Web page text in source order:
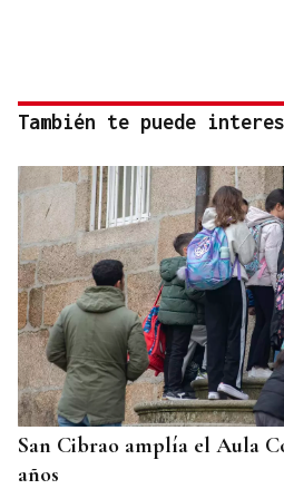
También te puede
San Cibrao amplía el Aula
años